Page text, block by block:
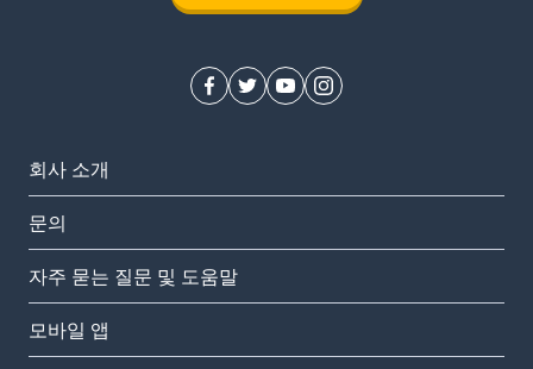
회사 소개
문의
자주 묻는 질문 및 도움말
모바일 앱